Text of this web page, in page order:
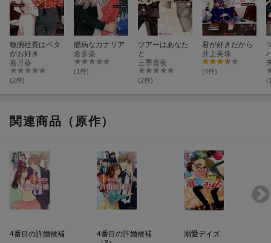
敏腕社長はベタ
がお好き
嘉月葵
(2件)
臆病なカナリア
倉多楽
(1件)
ツアーはあなた
と
三季貴夜
(2件)
君が好きだから
井上美珠
(4件)
関連商品（原作）
4番目の許婚候補
4番目の許婚候補
溺愛デイズ